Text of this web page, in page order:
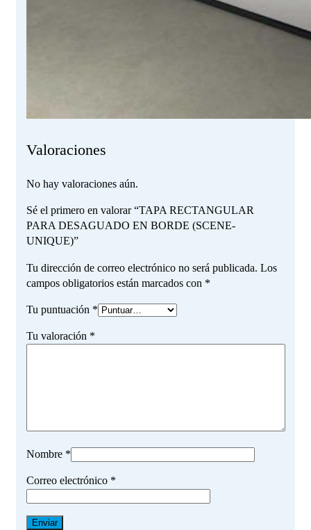
Valoraciones
No hay valoraciones aún.
Sé el primero en valorar “TAPA RECTANGULAR
PARA DESAGUADO EN BORDE (SCENE-
UNIQUE)”
Tu dirección de correo electrónico no será publicada. Los
campos obligatorios están marcados con *
Tu puntuación *
Tu valoración *
Nombre *
Correo electrónico *